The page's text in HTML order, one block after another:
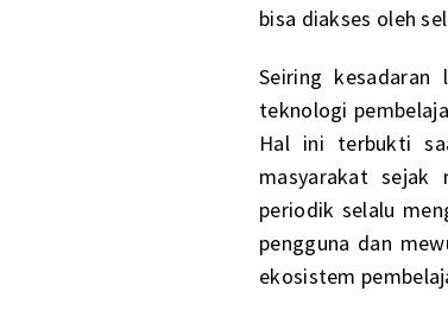
bisa diakses oleh
Seiring
teknologi
Hal ini terbukti
masyarakat sejak
periodik selalu
pengguna dan
ekosistem